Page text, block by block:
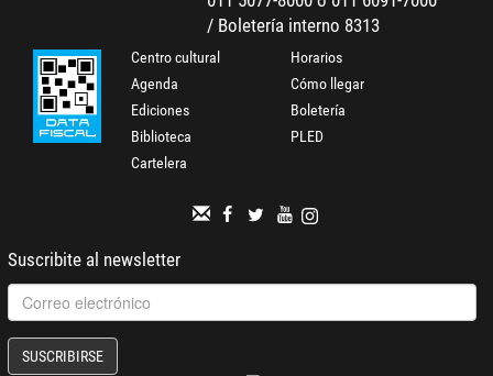
/ Boletería interno 8313
Centro cultural
Agenda
Ediciones
Biblioteca
Cartelera
Horarios
Cómo llegar
Boletería
PLED
Suscribite al newsletter
SUSCRIBIRSE